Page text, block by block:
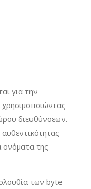
για την
διευθύνσεων.
ονόματα της
των byte